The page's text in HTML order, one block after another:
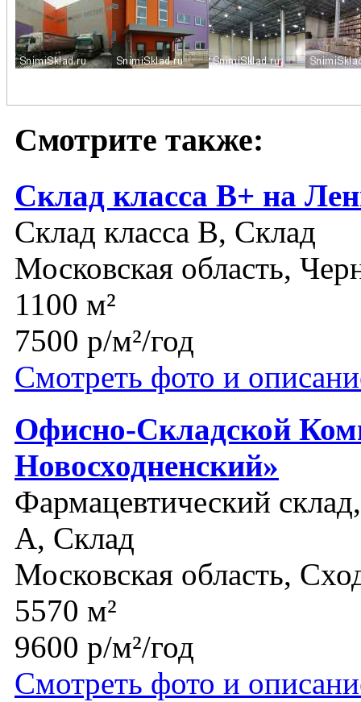
Смотрите также:
Склад класса В+ на
Склад класса B, Склад
Московская область,
1100 м²
7500 р/м²/год
Смотреть фото и
Офисно-Складской
Новосходненский»
Фармацевтический
A, Склад
Московская область,
5570 м²
9600 р/м²/год
Смотреть фото и